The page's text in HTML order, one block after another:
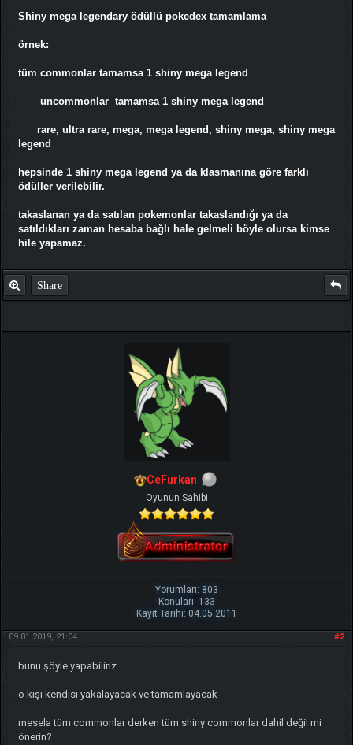
Shiny mega legendary ödüllü pokedex tamamlama
örnek:
tüm commonlar tamamsa 1 shiny mega legend
uncommonlar tamamsa 1 shiny mega legend
rare, ultra rare, mega, mega legend, shiny mega, shiny mega
legend
hepsinde 1 shiny mega legend ya da klasmanına göre farklı
ödüller verilebilir.
takaslanan ya da satılan pokemonlar takaslandığı ya da
satıldıkları zaman hesaba bağlı hale gelmeli böyle olursa kimse
hile yapamaz.
Share
CeFurkan
Oyunun Sahibi
Yorumları: 803
Konuları: 133
Kayıt Tarihi: 04.05.2011
#2
09.01.2019, 21:04
bunu şöyle yapabiliriz
o kişi kendisi yakalayacak ve tamamlayacak
mesela tüm commonlar derken tüm shiny commonlar dahil değil mi
önerin?